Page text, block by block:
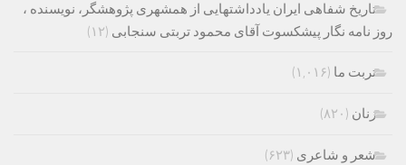
تاریخ شفاهی ایران یادداشتهایی از همشهری پژوهشگر، نویسنده ،
روز نامه نگار پیشکسوت آقای محمود تربتی سنجابی (۱۲)
تربت ما (۱,۰۱۶)
زنان (۸۲۰)
شعر و شاعری (۶۲۳)